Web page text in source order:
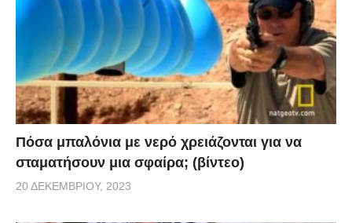
Πόσα μπαλόνια με νερό χρειάζονται για να
σταματήσουν μια σφαίρα; (βίντεο)
20 ΔΕΚΕΜΒΡΊΟΥ, 2023